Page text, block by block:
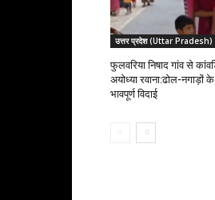
उत्तर प्रदेश (Uttar Pradesh)
फुलवरिया निषाद गांव से
अयोध्या रवाना:ढोल-नगाड़ों
भावपूर्ण विदाई